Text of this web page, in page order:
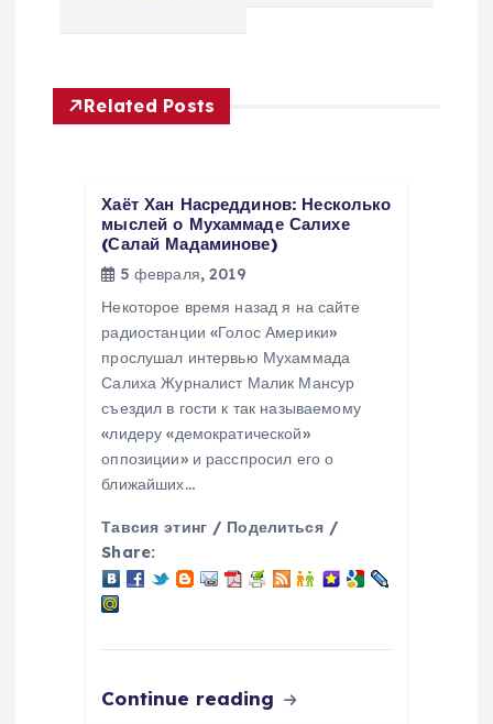
ц
Related Posts
Хаёт Хан Насреддинов: Несколько
мыслей о Мухаммаде Салихе
(Салай Мадаминове)
5 февраля, 2019
Некоторое время назад я на сайте
радиостанции «Голос Америки»
прослушал интервью Мухаммада
Салиха Журналист Малик Мансур
съездил в гости к так называемому
«лидеру «демократической»
оппозиции» и расспросил его о
ближайших…
Тавсия этинг / Поделиться /
Share:
Continue reading